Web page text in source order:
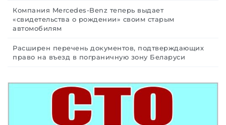
Компания Mercedes-Benz теперь выдает
«свидетельства о рождении» своим старым
автомобилям
Расширен перечень документов, подтверждающих
право на въезд в пограничную зону Беларуси